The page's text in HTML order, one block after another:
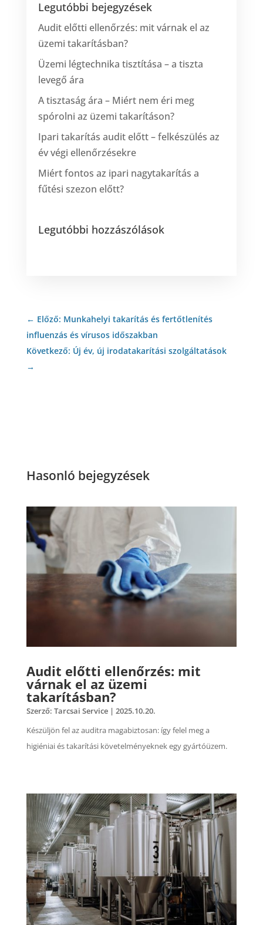
Legutóbbi bejegyzések
Audit előtti ellenőrzés: mit várnak el az
üzemi takarításban?
Üzemi légtechnika tisztítása – a tiszta
levegő ára
A tisztaság ára – Miért nem éri meg
spórolni az üzemi takarításon?
Ipari takarítás audit előtt – felkészülés az
év végi ellenőrzésekre
Miért fontos az ipari nagytakarítás a
fűtési szezon előtt?
Legutóbbi hozzászólások
← Előző: Munkahelyi takarítás és fertőtlenítés
influenzás és vírusos időszakban
Következő: Új év, új irodatakarítási szolgáltatások
→
Hasonló bejegyzések
Audit előtti ellenőrzés: mit
várnak el az üzemi
takarításban?
Szerző: Tarcsai Service| 2025.10.20.
Készüljön fel az auditra magabiztosan: így felel meg a
higiéniai és takarítási követelményeknek egy gyártóüzem.